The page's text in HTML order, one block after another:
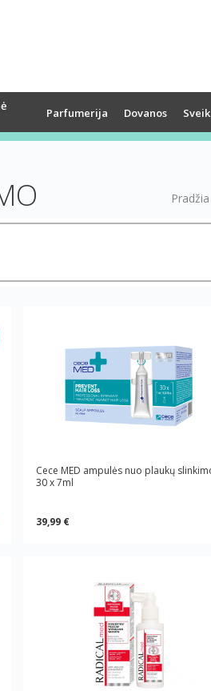
Parfumerija Dovanos
Pradžia
Cece MED ampulės nuo plaukų
30 x 7ml
39,99 €